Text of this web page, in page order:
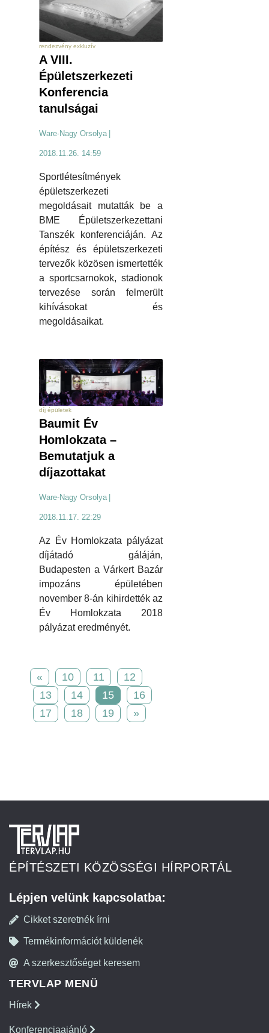
rendezvény exkluzív
A VIII.
Épületszerkezeti
Konferencia
tanulságai
Ware-Nagy Orsolya
2018.11.26. 14:59
Sportlétesítmények
épületszerkezeti
megoldásait mutatták be a
BME Épületszerkezettani
Tanszék konferenciáján. Az
építész és épületszerkezeti
tervezők közösen ismertették
a sportcsarnokok, stadionok
tervezése során felmerült
kihívásokat és
megoldásaikat.
díj épületek
Baumit Év
Homlokzata –
Bemutatjuk a
díjazottakat
Ware-Nagy Orsolya
2018.11.17. 22:29
Az Év Homlokzata pályázat
díjátadó gáláján,
Budapesten a Várkert Bazár
impozáns épületében
november 8-án kihirdették az
Év Homlokzata 2018
pályázat eredményét.
« 10 11
12
13
14 15
16
17
18 19 »
ÉPÍTÉSZETI KÖZÖSSÉGI HÍRPORTÁL
Lépjen velünk kapcsolatba:
Cikket szeretnék írni
Termékinformációt küldenék
A szerkesztőséget keresem
TERVLAP MENÜ
Hírek
Konferenciaajánló